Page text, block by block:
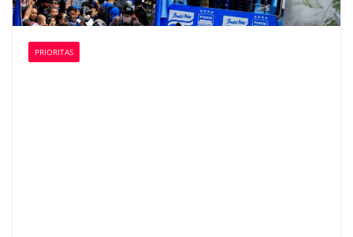
PRIORITAS